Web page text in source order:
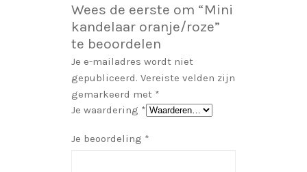
Wees de eerste om “Mini
kandelaar oranje/roze”
te beoordelen
Je e-mailadres wordt niet
gepubliceerd. Vereiste velden zijn
gemarkeerd met *
Je waardering *
Je beoordeling *